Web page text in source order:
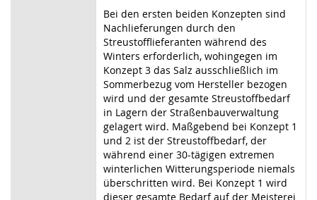
Bei den ersten beiden Konzepten sind
Nachlieferungen durch den
Streustofflieferanten während des
Winters erforderlich, wohingegen im
Konzept 3 das Salz ausschließlich im
Sommerbezug vom Hersteller bezogen
wird und der gesamte Streustoffbedarf
in Lagern der Straßenbauverwaltung
gelagert wird. Maßgebend bei Konzept 1
und 2 ist der Streustoffbedarf, der
während einer 30-tägigen extremen
winterlichen Witterungsperiode niemals
überschritten wird. Bei Konzept 1 wird
dieser gesamte Bedarf auf der Meisterei